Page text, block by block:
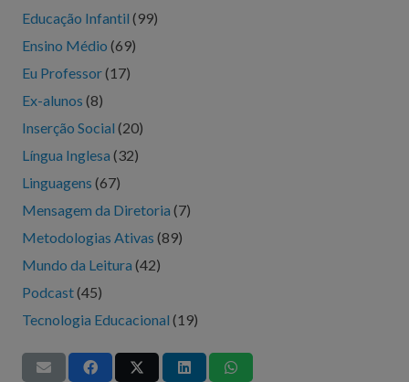
Educação Infantil (99)
Ensino Médio (69)
Eu Professor(17)
Ex-alunos (8)
Inserção Social (20)
Língua Inglesa (32)
Linguagens (67)
Mensagem da Diretoria (7)
Metodologias Ativas (89)
Mundo da Leitura (42)
Podcast(45)
Tecnologia Educacional (19)